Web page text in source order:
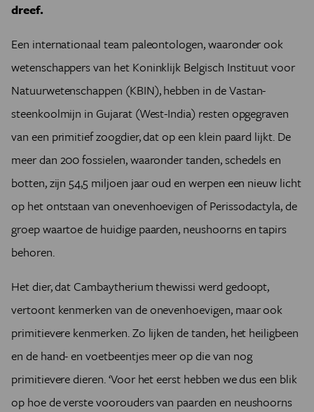
dreef.
Een internationaal team paleontologen, waaronder ook
wetenschappers van het Koninklijk Belgisch Instituut voor
Natuurwetenschappen (KBIN), hebben in de Vastan-
steenkoolmijn in Gujarat (West-India) resten opgegraven
van een primitief zoogdier, dat op een klein paard lijkt. De
meer dan 200 fossielen, waaronder tanden, schedels en
botten, zijn 54,5 miljoen jaar oud en werpen een nieuw licht
op het ontstaan van onevenhoevigen of Perissodactyla, de
groep waartoe de huidige paarden, neushoorns en tapirs
behoren.
Het dier, dat Cambaytherium thewissi werd gedoopt,
vertoont kenmerken van de onevenhoevigen, maar ook
primitievere kenmerken. Zo lijken de tanden, het heiligbeen
en de hand- en voetbeentjes meer op die van nog
primitievere dieren. ‘Voor het eerst hebben we dus een blik
op hoe de verste voorouders van paarden en neushoorns